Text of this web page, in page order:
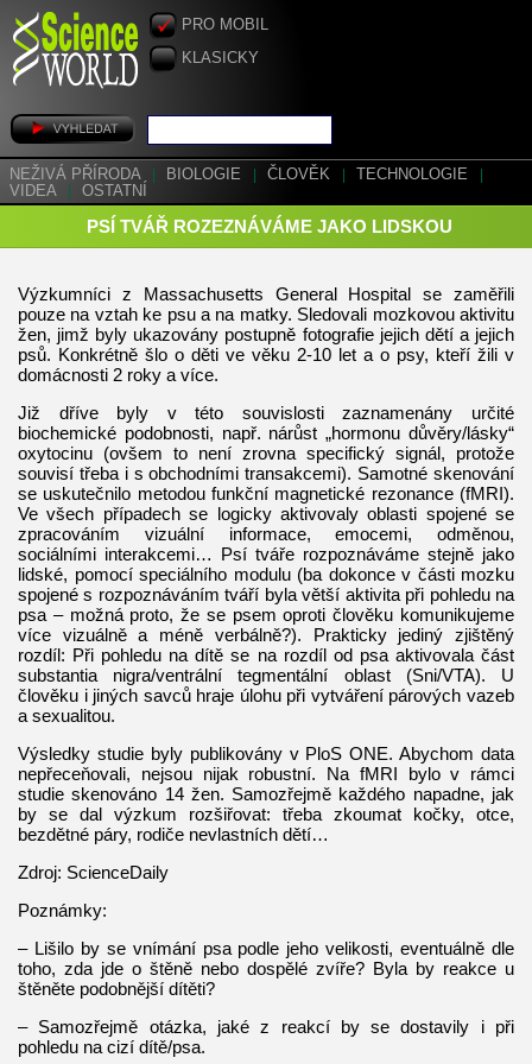
PRO MOBIL
KLASICKY
NEŽIVÁ PŘÍRODA BIOLOGIE ČLOVĚK TECHNOLOGIE
VIDEA
OSTATNÍ
PSÍ TVÁŘ ROZEZNÁVÁME JAKO LIDSKOU
Výzkumníci z Massachusetts General Hospital se zaměřili
pouze na vztah ke psu a na matky. Sledovali mozkovou aktivitu
žen, jimž byly ukazovány postupně fotografie jejich dětí a jejich
psů. Konkrétně šlo o děti ve věku 2-10 let a o psy, kteří žili v
domácnosti 2 roky a více.
Již dříve byly v této souvislosti zaznamenány určité
biochemické podobnosti, např. nárůst „hormonu důvěry/lásky“
oxytocinu (ovšem to není zrovna specifický signál, protože
souvisí třeba i s obchodními transakcemi). Samotné skenování
se uskutečnilo metodou funkční magnetické rezonance (fMRI).
Ve všech případech se logicky aktivovaly oblasti spojené se
zpracováním vizuální informace, emocemi, odměnou,
sociálními interakcemi… Psí tváře rozpoznáváme stejně jako
lidské, pomocí speciálního modulu (ba dokonce v části mozku
spojené s rozpoznáváním tváří byla větší aktivita při pohledu na
psa – možná proto, že se psem oproti člověku komunikujeme
více vizuálně a méně verbálně?). Prakticky jediný zjištěný
rozdíl: Při pohledu na dítě se na rozdíl od psa aktivovala část
substantia nigra/ventrální tegmentální oblast (Sni/VTA). U
člověku i jiných savců hraje úlohu při vytváření párových vazeb
a sexualitou.
Výsledky studie byly publikovány v PloS ONE. Abychom data
nepřeceňovali, nejsou nijak robustní. Na fMRI bylo v rámci
studie skenováno 14 žen. Samozřejmě každého napadne, jak
by se dal výzkum rozšiřovat: třeba zkoumat kočky, otce,
bezdětné páry, rodiče nevlastních dětí…
Zdroj: ScienceDaily
Poznámky:
– Lišilo by se vnímání psa podle jeho velikosti, eventuálně dle
toho, zda jde o štěně nebo dospělé zvíře? Byla by reakce u
štěněte podobnější dítěti?
– Samozřejmě otázka, jaké z reakcí by se dostavily i při
pohledu na cizí dítě/psa.